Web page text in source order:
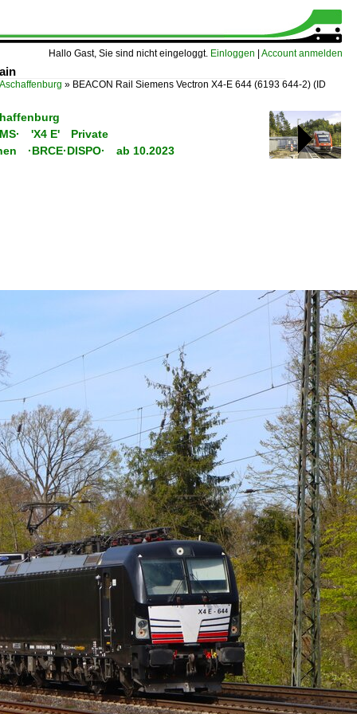
Hallo Gast, Sie sind nicht eingeloggt. Einloggen Account anmelden
» BEACON Rail Siemens Vectron X4-E 644 (6193 644-2) (ID
MS· 'X4 E' Private
·BRCE·DISPO· ab 10.2023